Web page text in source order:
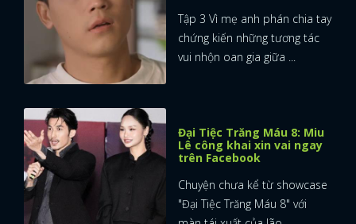
Tập 3 Vì mẹ anh phán chia tay
chứng kiến những tương tác
vui nhộn oan gia giữa ...
Đại Tiệc Trăng Máu 8: Miu
Lê công khai xin vai ngay
trên Facebook
Chuyện chưa kể từ showcase
"Đại Tiệc Trăng Máu 8" với